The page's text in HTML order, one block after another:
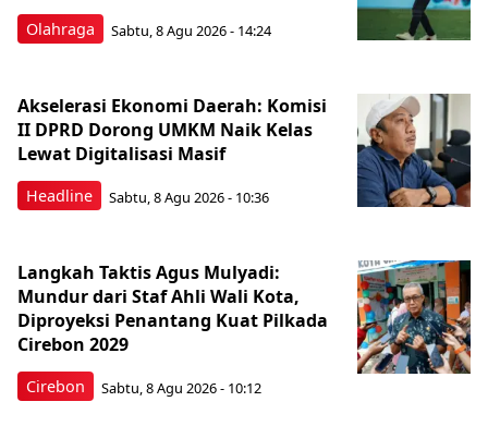
Olahraga Sabtu, 8 Agu 2026 - 14:24
Headline
Akselerasi Ekonomi Daerah: Komisi
II DPRD Dorong UMKM Naik Kelas
Lewat Digitalisasi Masif
Sabtu, 8 Agu 2026 - 10:36
Cirebon
Langkah Taktis Agus Mulyadi:
Mundur dari Staf Ahli Wali Kota,
Diproyeksi Penantang Kuat Pilkada
Cirebon 2029
Sabtu, 8 Agu 2026 - 10:12